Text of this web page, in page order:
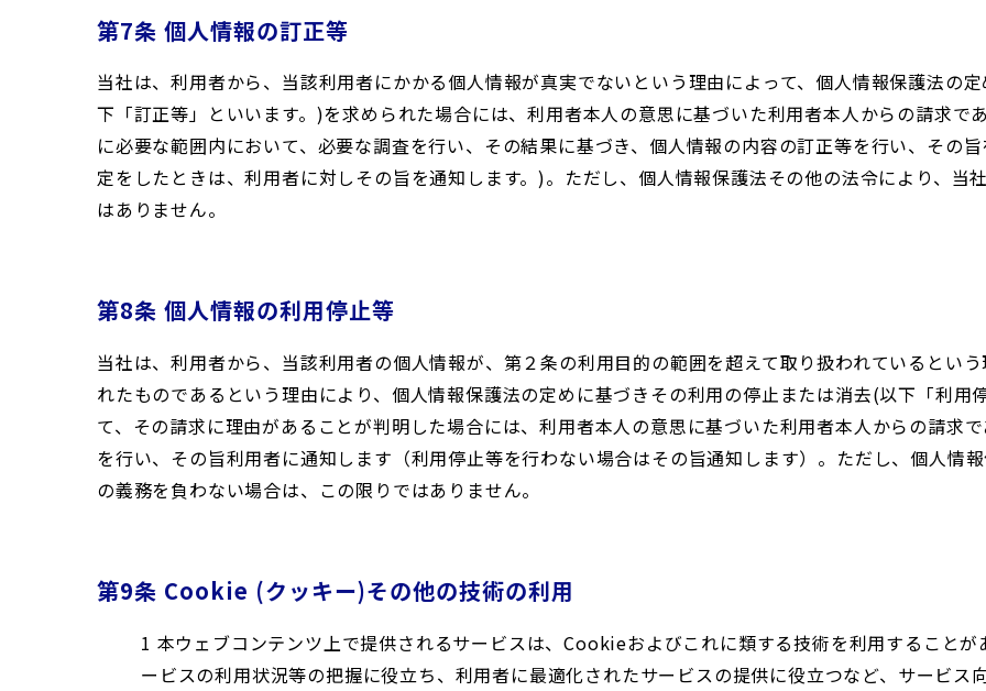
第7条 個人情報の訂正等
当社は、利用者から、当該利用者にかかる個人情報が真実でないという理由によって、個人情報保護法の
下「訂正等」といいます。)を求められた場合には、利用者本人の意思に基づいた利用者本人からの請求で
に必要な範囲内において、必要な調査を行い、その結果に基づき、個人情報の内容の訂正等を行い、その
定をしたときは、利用者に対しその旨を通知します。)。ただし、個人情報保護法その他の法令により、当
はありません。
第8条 個人情報の利用停止等
当社は、利用者から、当該利用者の個人情報が、第２条の利用目的の範囲を超えて取り扱われているとい
れたものであるという理由により、個人情報保護法の定めに基づきその利用の停止または消去(以下「利用
て、その請求に理由があることが判明した場合には、利用者本人の意思に基づいた利用者本人からの請求
を行い、その旨利用者に通知します（利用停止等を行わない場合はその旨通知します）。ただし、個人情
の義務を負わない場合は、この限りではありません。
第9条 Cookie (クッキー)その他の技術の利用
1 本ウェブコンテンツ上で提供されるサービスは、Cookieおよびこれに類する技術を利用すること
ービスの利用状況等の把握に役立ち、利用者に最適化されたサービスの提供に役立つなど、サービ